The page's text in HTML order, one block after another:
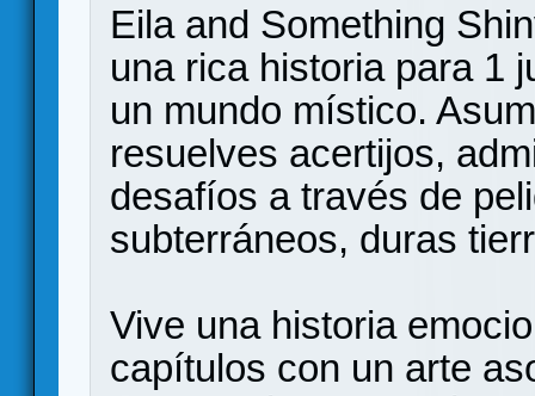
Eila and Something
una rica historia para 1
un mundo místico.
resuelves acertijos,
desafíos a través de
subterráneos, duras
Vive una historia
capítulos con un arte